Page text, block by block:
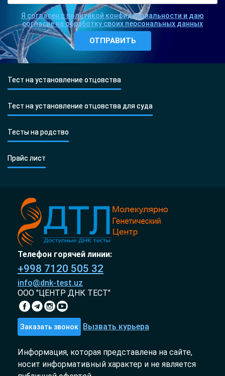
Я согласен с политикой конфиденциальности и даю
согласие на обработку своих персональных данных
Тест на установление отцовства
Тест на установление отцовства для суда
Тесты на родство
Прайс лист
Телефон горячей линии:
+998 7120 505 32
info@dnk-test.uz
ООО "ЦЕНТР ДНК ТЕСТ"
Заказать звонок Вызвать курьера
Информация, которая представлена на сайте,
носит информативный характер и не является